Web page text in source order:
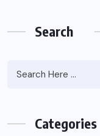
Search
Categories